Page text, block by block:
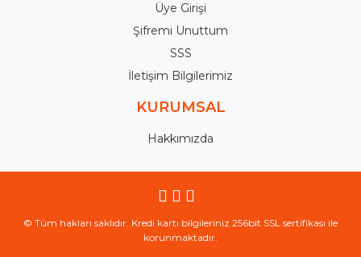
Üye Girişi
Şifremi Unuttum
SSS
İletişim Bilgilerimiz
KURUMSAL
Hakkımızda
© Tüm hakları saklıdır. Kredi kartı bilgileriniz 256bit SSL sertifikası ile
korunmaktadır.